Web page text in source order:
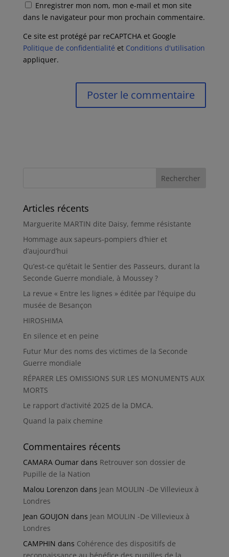
Enregistrer mon nom, mon e-mail et mon site
dans le navigateur pour mon prochain commentaire.
Ce site est protégé par reCAPTCHA et Google
Politique de confidentialité et Conditions d'utilisation
appliquer.
Articles récents
Marguerite MARTIN dite Daisy, femme résistante
Hommage aux sapeurs-pompiers d’hier et
d’aujourd’hui
Qu’est-ce qu’était le Sentier des Passeurs, durant la
Seconde Guerre mondiale, à Moussey ?
La revue « Entre les lignes » éditée par l’équipe du
musée de Besançon
HIROSHIMA
En silence et en peine
Futur Mur des noms des victimes de la Seconde
Guerre mondiale
RÉPARER LES OMISSIONS SUR LES MONUMENTS AUX
MORTS
Le rapport d’activité 2025 de la DMCA.
Quand la paix chemine
Commentaires récents
CAMARA Oumardans Retrouver son dossier de
Pupille de la Nation
Malou Lorenzon dans Jean MOULIN -De Villevieux à
Londres
Jean GOUJON dans Jean MOULIN -De Villevieux à
Londres
CAMPHIN dans Cohérence des dispositifs de